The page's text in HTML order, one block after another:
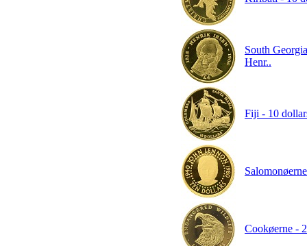
South
Henr..
Fiji - 10
Cookøerne -